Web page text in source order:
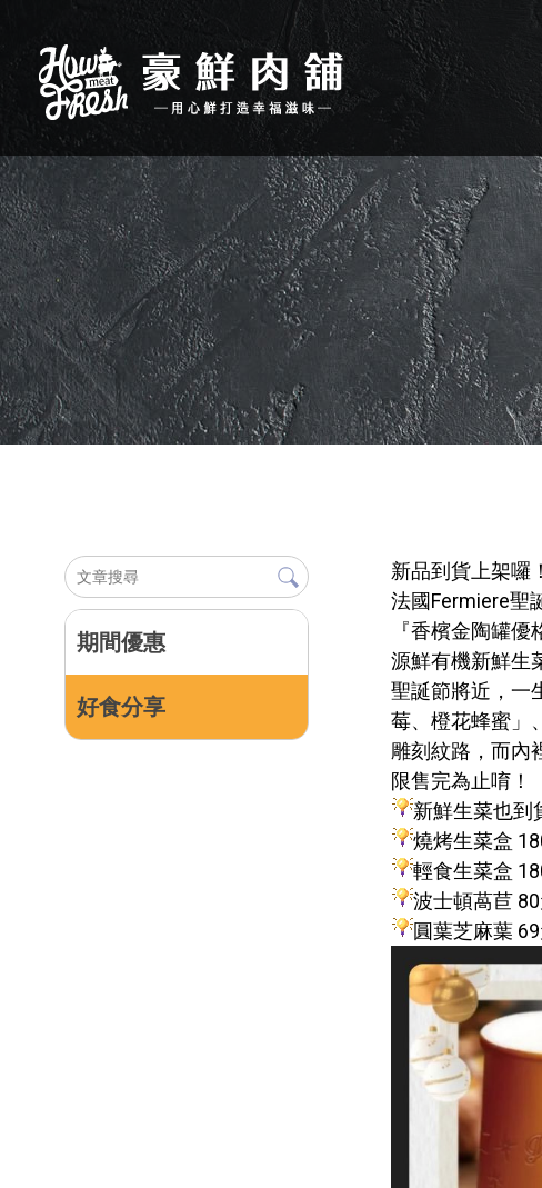
期間優惠
好食分享
新品到貨上架囉！
法國Fermiere聖
『香檳金陶罐優
源鮮有機新鮮生
聖誕節將近，一
莓、橙花蜂蜜」
雕刻紋路，而內
限售完為止唷！
新鮮生菜也到
燒烤生菜盒
輕食生菜盒
波士頓萵苣
圓葉芝麻葉